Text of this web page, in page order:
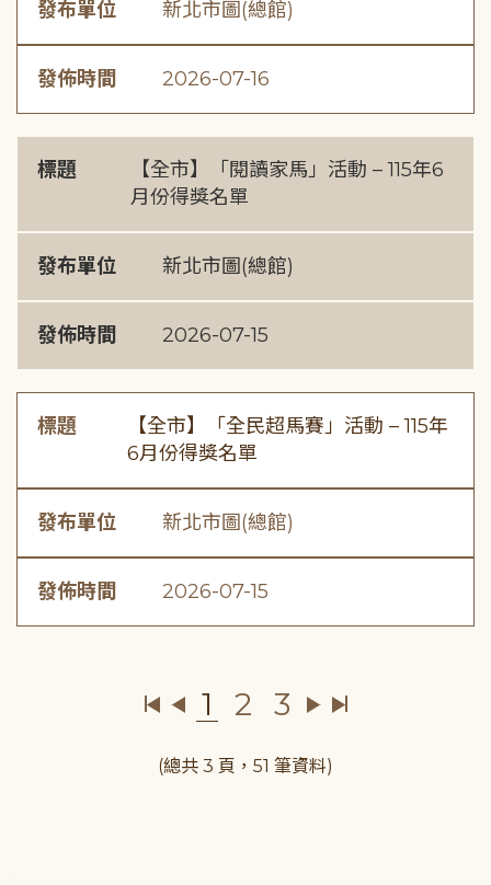
發布單位 新北市圖(總館)
發佈時間 2026-07-16
標題
【全市】「閱讀家馬」活動 – 115年6
月份得獎名單
發布單位 新北市圖(總館)
發佈時間 2026-07-15
標題
【全市】「全民超馬賽」活動 – 115年
6月份得獎名單
發布單位 新北市圖(總館)
發佈時間 2026-07-15
1 2 3
(總共 3 頁，51 筆資料)